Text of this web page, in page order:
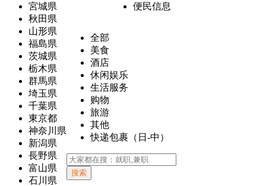
宮城県
秋田県
山形県
福島県
茨城県
栃木県
群馬県
埼玉県
千葉県
東京都
神奈川県
新潟県
長野県
富山県
石川県
便民信息
全部
美食
酒店
休闲娱乐
生活服务
购物
旅游
其他
快递包裹（日-中）
搜索